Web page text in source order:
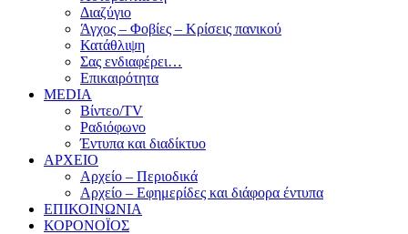
Διαζύγιο
Άγχος – Φοβίες – Κρίσεις πανικού
Κατάθλιψη
Σας ενδιαφέρει…
Επικαιρότητα
MEDIA
Βίντεο/TV
Ραδιόφωνο
Έντυπα και διαδίκτυο
ΑΡΧΕΙΟ
Αρχείο – Περιοδικά
Αρχείο – Εφημερίδες και διάφορα έντυπα
ΕΠΙΚΟΙΝΩΝΙΑ
ΚΟΡΟΝΟΪΟΣ